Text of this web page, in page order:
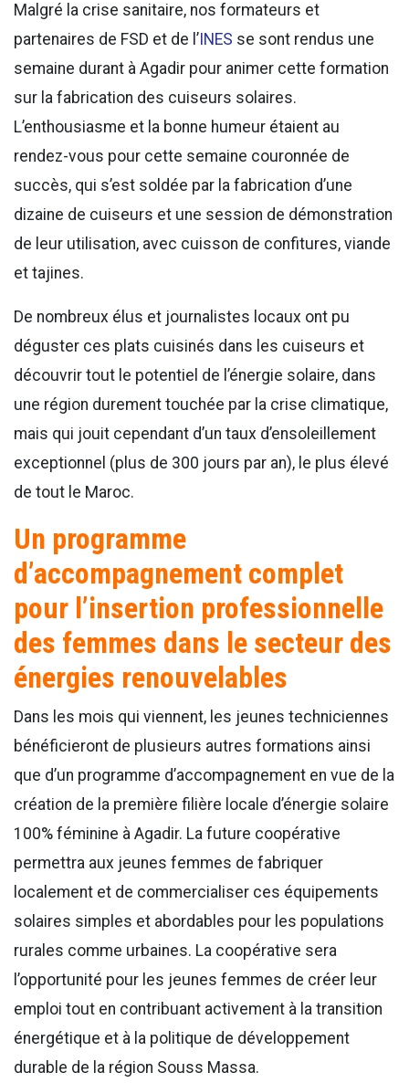
Malgré la crise sanitaire, nos formateurs et
partenaires de FSD et de l’ INES se sont rendus une
semaine durant à Agadir pour animer cette formation
sur la fabrication des cuiseurs solaires.
L’enthousiasme et la bonne humeur étaient au
rendez-vous pour cette semaine couronnée de
succès, qui s’est soldée par la fabrication d’une
dizaine de cuiseurs et une session de démonstration
de leur utilisation, avec cuisson de confitures, viande
et tajines.
De nombreux élus et journalistes locaux ont pu
déguster ces plats cuisinés dans les cuiseurs et
découvrir tout le potentiel de l’énergie solaire, dans
une région durement touchée par la crise climatique,
mais qui jouit cependant d’un taux d’ensoleillement
exceptionnel (plus de 300 jours par an), le plus élevé
de tout le Maroc.
Un programme
d’accompagnement complet
pour l’insertion professionnelle
des femmes dans le secteur des
énergies renouvelables
Dans les mois qui viennent, les jeunes techniciennes
bénéficieront de plusieurs autres formations ainsi
que d’un programme d’accompagnement en vue de la
création de la première filière locale d’énergie solaire
100% féminine à Agadir. La future coopérative
permettra aux jeunes femmes de fabriquer
localement et de commercialiser ces équipements
solaires simples et abordables pour les populations
rurales comme urbaines. La coopérative sera
l’opportunité pour les jeunes femmes de créer leur
emploi tout en contribuant activement à la transition
énergétique et à la politique de développement
durable de la région Souss Massa.